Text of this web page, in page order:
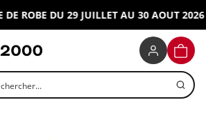
ROBE DU 29 JUILLET AU 30 AOUT 2026 !
un produit